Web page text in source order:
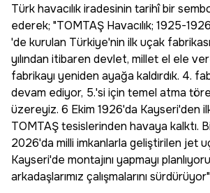
Türk havacılık iradesinin tarihî bir
ederek; "TOMTAŞ Havacılık; 1925-1926
'de kurulan Türkiye'nin ilk uçak
yılından itibaren devlet, millet el ele
fabrikayı yeniden ayağa kaldırdık. 4.
devam ediyor, 5.'si için temel atma
üzereyiz. 6 Ekim 1926'da Kayseri'den
TOMTAŞ tesislerinden havaya kalktı.
2026'da milli imkanlarla geliştirilen jet
Kayseri'de montajını yapmayı
arkadaşlarımız çalışmalarını